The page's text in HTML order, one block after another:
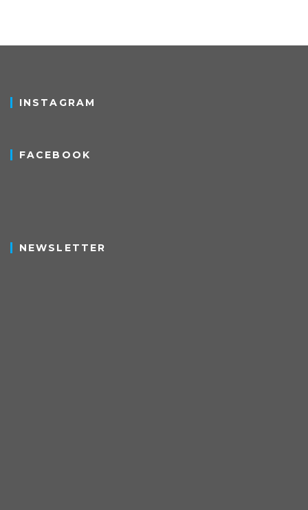
INSTAGRAM
FACEBOOK
NEWSLETTER